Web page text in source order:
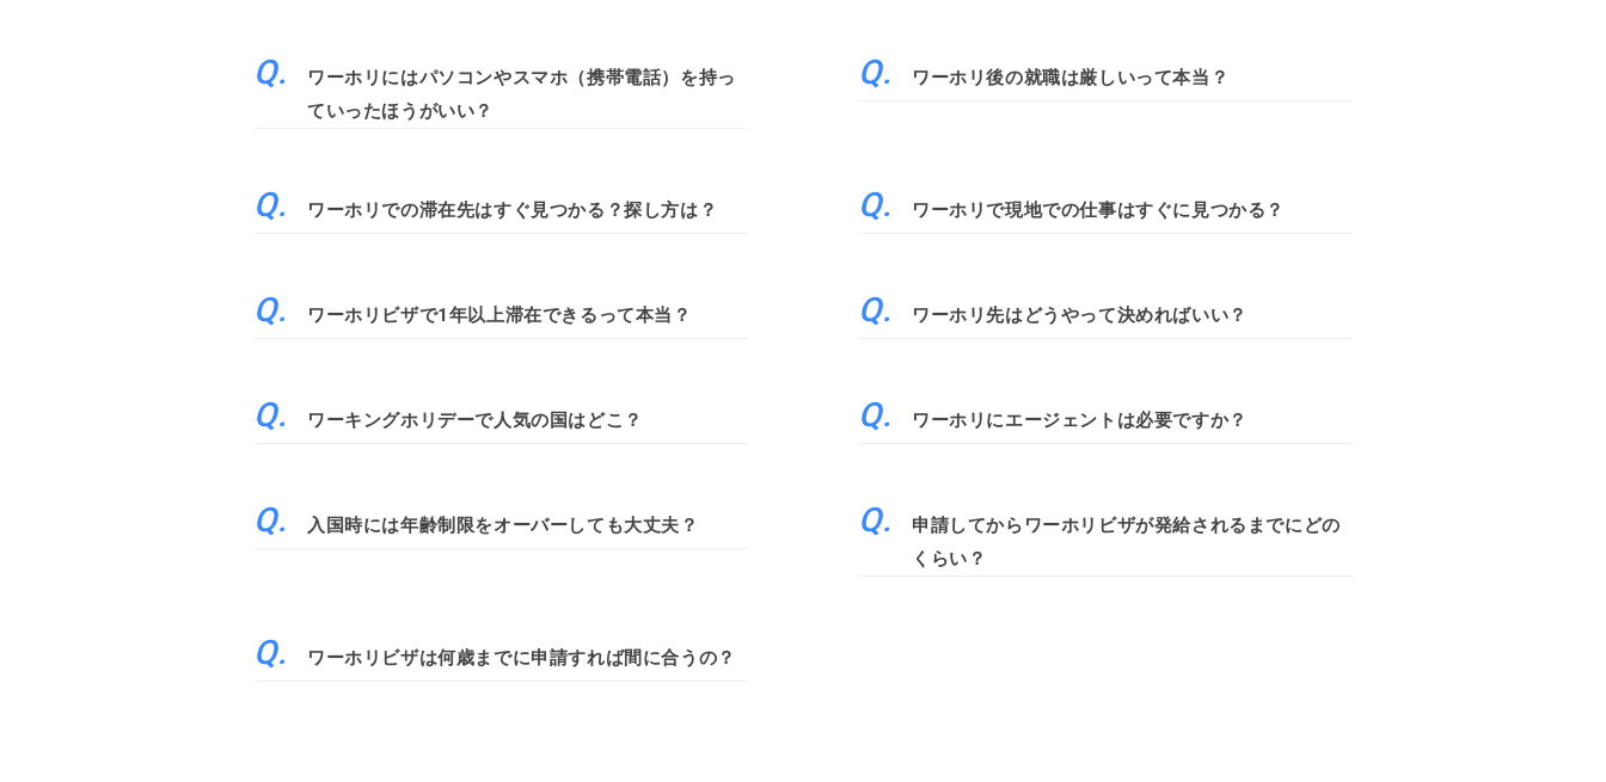
ワーホリにはパソコンやスマホ（携帯電話）を持っ
ていったほうがいい？
ワーホリ後の就職は厳しいって本当？
ワーホリでの滞在先はすぐ見つかる？探し方は？ ワーホリで現地での仕事はすぐに見つかる？
ワーホリビザで1年以上滞在できるって本当？ ワーホリ先はどうやって決めればいい？
ワーキングホリデーで人気の国はどこ？ ワーホリにエージェントは必要ですか？
入国時には年齢制限をオーバーしても大丈夫？
申請してからワーホリビザが発給されるまでにどの
くらい？
ワーホリビザは何歳までに申請すれば間に合うの？